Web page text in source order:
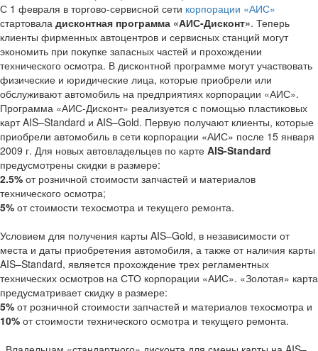
С 1 февраля в торгово-сервисной сети корпорации «АИС»
стартовала дисконтная программа «АИС-Дисконт». Теперь
клиенты фирменных автоцентров и сервисных станций могут
экономить при покупке запасных частей и прохождении
технического осмотра. В дисконтной программе могут участвовать
физические и юридические лица, которые приобрели или
обслуживают автомобиль на предприятиях корпорации «АИС».
Программа «АИС-Дисконт» реализуется с помощью пластиковых
карт AIS–Standard и AIS–Gold. Первую получают клиенты, которые
приобрели автомобиль в сети корпорации «АИС» после 15 января
2009 г. Для новых автовладельцев по карте AIS-Standard
предусмотрены скидки в размере:
2.5% от розничной стоимости запчастей и материалов
технического осмотра;
5% от стоимости техосмотра и текущего ремонта.
Условием для получения карты AIS–Gold, в независимости от
места и даты приобретения автомобиля, а также от наличия карты
AIS–Standard, является прохождение трех регламентных
технических осмотров на СТО корпорации «АИС». «Золотая» карта
предусматривает скидку в размере:
5% от розничной стоимости запчастей и материалов техосмотра и
10% от стоимости технического осмотра и текущего ремонта.